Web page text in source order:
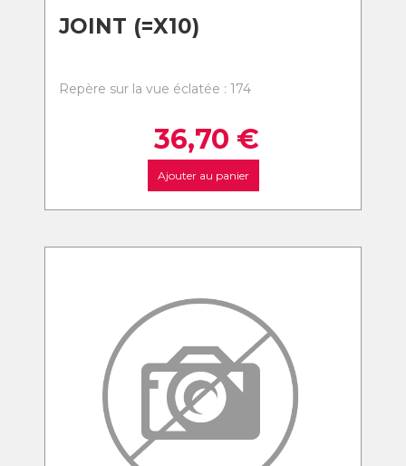
JOINT (=X10)
Repère sur la vue éclatée : 174
36,70 €
Ajouter au panier